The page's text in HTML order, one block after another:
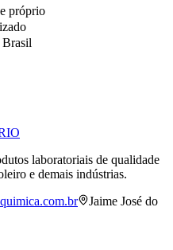
próprio
laboratoriais de qualidade
e demais indústrias.
Jaime José do